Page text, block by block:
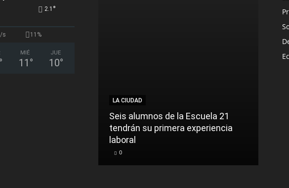
2.1 °
s 11%
°
MIÉ
11 °
JUE
10°
LA CIUDAD
Seis alumnos de la Escuela 21
tendrán su primera experiencia
laboral
0